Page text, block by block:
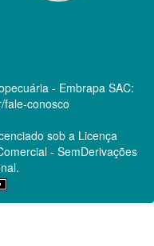
- Embrapa SAC:
fale-conosco
sob a Licença
- SemDerivações